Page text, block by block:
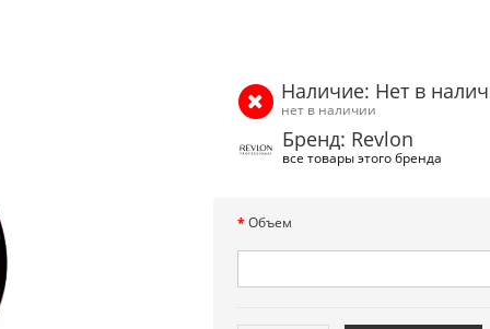
Наличие: Нет в
нет в наличии
Бренд: Revlon
все товары этого бренда
Объем